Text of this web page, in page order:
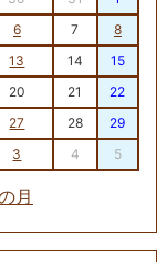
6 7
8
13 14
15
20 21
22
27 28
29
3 4 5
月